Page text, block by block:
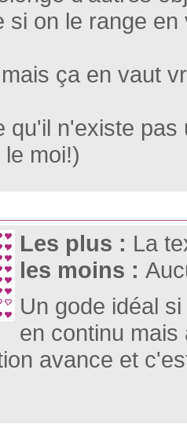
si on le range
ça en vaut
qu'il n'existe
moi!)
Les plus : La
les moins :
Un gode idéal
en continu
avance et